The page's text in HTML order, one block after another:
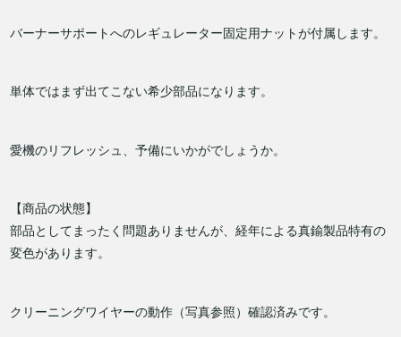
バーナーサポートへのレギュレーター固定用ナットが付属します。
単体ではまず出てこない希少部品になります。
愛機のリフレッシュ、予備にいかがでしょうか。
【商品の状態】
部品としてまったく問題ありませんが、経年による真鍮製品特有の
変色があります。
クリーニングワイヤーの動作（写真参照）確認済みです。